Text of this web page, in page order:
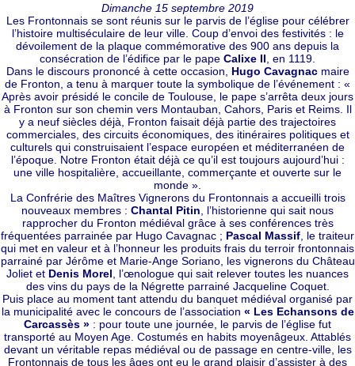
Dimanche 15 septembre 2019
Les Frontonnais se sont réunis sur le parvis de l’église pour célébrer
l’histoire multiséculaire de leur ville. Coup d’envoi des festivités : le
dévoilement de la plaque commémorative des 900 ans depuis la
consécration de l’édifice par le pape Calixe II , en 1119.
Dans le discours prononcé à cette occasion, Hugo Cavagnacmaire
de Fronton, a tenu à marquer toute la symbolique de l’événement : «
Après avoir présidé le concile de Toulouse, le pape s’arrêta deux jours
à Fronton sur son chemin vers Montauban, Cahors, Paris et Reims. Il
y a neuf siècles déjà, Fronton faisait déjà partie des trajectoires
commerciales, des circuits économiques, des itinéraires politiques et
culturels qui construisaient l’espace européen et méditerranéen de
l’époque. Notre Fronton était déjà ce qu’il est toujours aujourd’hui :
une ville hospitalière, accueillante, commerçante et ouverte sur le
monde ».
La Confrérie des Maîtres Vignerons du Frontonnais a accueilli trois
nouveaux membres : Chantal Pitin , l’historienne qui sait nous
rapprocher du Fronton médiéval grâce à ses conférences très
fréquentées parrainée par Hugo Cavagnac ; Pascal Massif , le traiteur
qui met en valeur et à l’honneur les produits frais du terroir frontonnais
parrainé par Jérôme et Marie-Ange Soriano, les vignerons du Château
Joliet et Denis Morel , l’œnologue qui sait relever toutes les nuances
des vins du pays de la Négrette parrainé Jacqueline Coquet.
Puis place au moment tant attendu du banquet médiéval organisé par
la municipalité avec le concours de l’association « Les Echansons de
Carcassès » : pour toute une journée, le parvis de l’église fut
transporté au Moyen Age. Costumés en habits moyenâgeux. Attablés
devant un véritable repas médiéval ou de passage en centre-ville, les
Frontonnais de tous les âges ont eu le grand plaisir d’assister à des